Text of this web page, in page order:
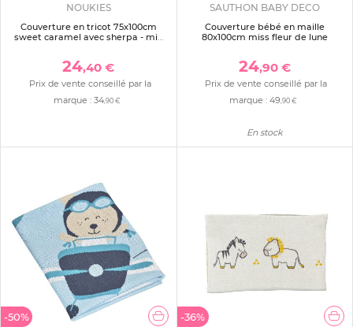
NOUKIES
Couverture en tricot 75x100cm
sweet caramel avec sherpa - mix
24,40 €
Prix de vente conseillé par la
marque : 34,90 €
SAUTHON BABY DECO
Couverture bébé en maille
80x100cm miss fleur de lune
24,90 €
Prix de vente conseillé par la
marque : 49,90 €
En stock
-50% -36%